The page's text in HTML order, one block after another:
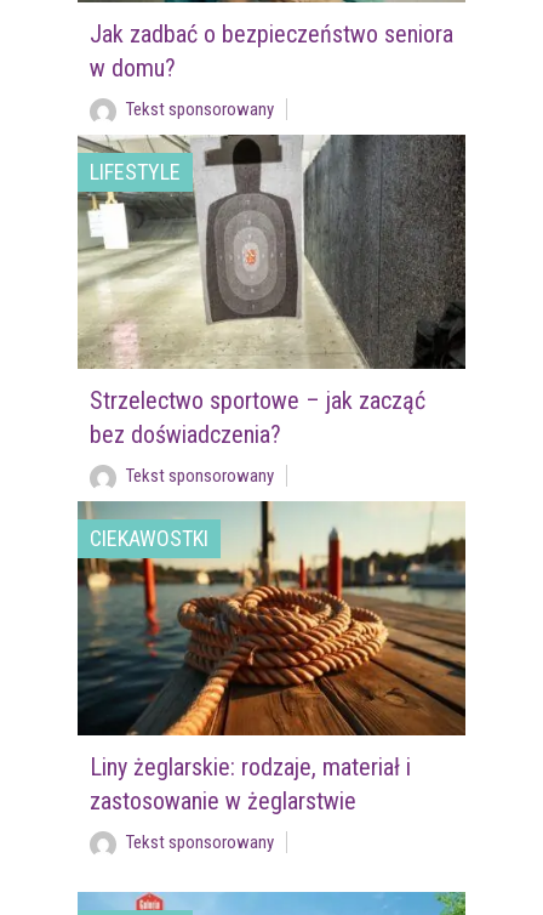
Jak zadbać o bezpieczeństwo seniora
w domu?
Tekst sponsorowany
LIFESTYLE
Strzelectwo sportowe – jak zacząć
bez doświadczenia?
Tekst sponsorowany
CIEKAWOSTKI
Liny żeglarskie: rodzaje, materiał i
zastosowanie w żeglarstwie
Tekst sponsorowany